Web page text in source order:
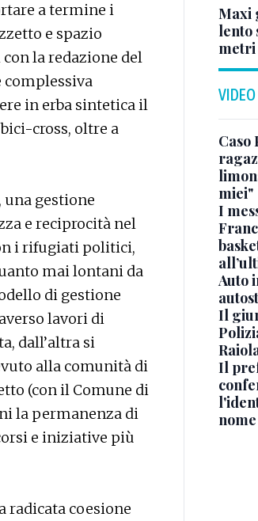
a termine i
e spazio
la redazione del
in erba sintetica il
cross, oltre a
gestione
e reciprocità nel
i rifugiati politici,
mai lontani da
di gestione
lavori di
dall’altra si
alla comunità di
(con il Comune di
la permanenza di
e iniziative più
coesione
Maxi
lento
metri
VIDEO
Caso
miei"
I
Auto
Il
Il
nome